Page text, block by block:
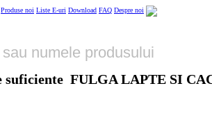
Produse noi Liste E-uri Download FAQ Despre noi
FULGA LAPTE SI